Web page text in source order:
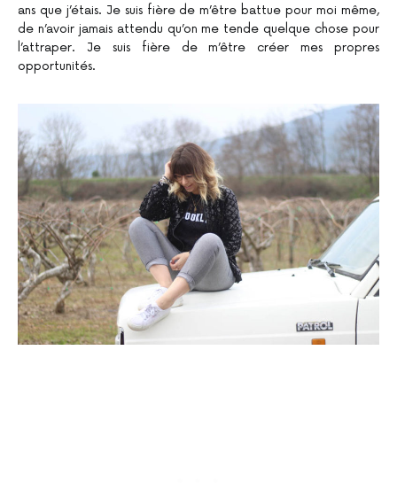
ans que j’étais. Je suis fière de m’être battue pour moi même,
de n’avoir jamais attendu qu’on me tende quelque chose pour
l’attraper. Je suis fière de m’être créer mes propres
opportunités.